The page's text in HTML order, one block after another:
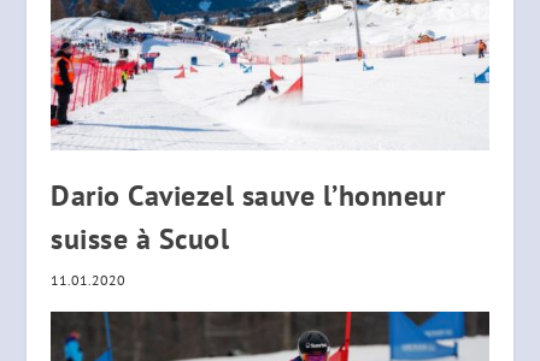
Dario Caviezel sauve l’honneur
suisse à Scuol
11.01.2020